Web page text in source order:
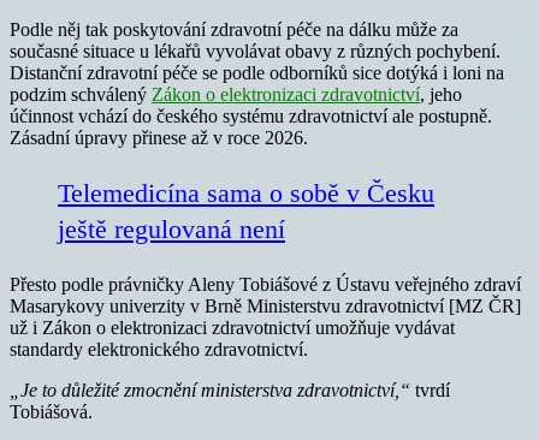
Podle něj tak poskytování zdravotní péče na dálku může za
současné situace u lékařů vyvolávat obavy z různých pochybení.
Distanční zdravotní péče se podle odborníků sice dotýká i loni na
podzim schválený Zákon o elektronizaci zdravotnictví, jeho
účinnost vchází do českého systému zdravotnictví ale postupně.
Zásadní úpravy přinese až v roce 2026.
Telemedicína sama o sobě v Česku
ještě regulovaná není
Přesto podle právničky Aleny Tobiášové z Ústavu veřejného zdraví
Masarykovy univerzity v Brně Ministerstvu zdravotnictví [MZ ČR]
už i Zákon o elektronizaci zdravotnictví umožňuje vydávat
standardy elektronického zdravotnictví.
„Je to důležité zmocnění ministerstva zdravotnictví,“ tvrdí
Tobiášová.